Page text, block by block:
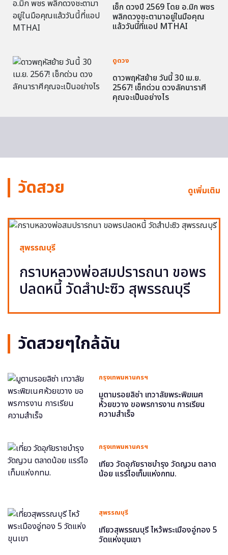
เช็ก ดวงปี 2569 โดย อ.มิก พชร
พลิกดวงชะตามาอยู่ในมือคุณ
แล้ววันนี้ที่แอป MTHAI
ดูดวง
ดาวพฤหัสย้าย วันนี้ 30 เม.ย.
2567! เช็กด่วน ดวงลัคนาราศี
คุณจะเป็นอย่างไร
วัดสวย ดูเพิ่มเติม
สุพรรณบุรี
กราบหลวงพ่อสมปรารถนา ขอพร
ปลดหนี้ วัดสำปะซิว สุพรรณบุรี
วัดสวยๆใกล้ฉัน
กรุงเทพมหานครฯ
มูตามรอยลิซ่า เทวาลัยพระพิฆเนศ
ห้วยขวาง ขอพรการงาน การเรียน
ความสำเร็จ
กรุงเทพมหานครฯ
เที่ยว วัดอุภัยราชบำรุง วัดญวน ตลาด
น้อย แรร์ไอเท็มแห่งกทม.
สุพรรณบุรี
เที่ยวสุพรรณบุรี ไหว้พระเมืองอู่ทอง 5
วัดแห่งขุนเขา